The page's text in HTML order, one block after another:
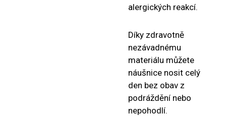
alergických reakcí.
Díky zdravotně
nezávadnému
materiálu můžete
náušnice nosit celý
den bez obav z
podráždění nebo
nepohodlí.